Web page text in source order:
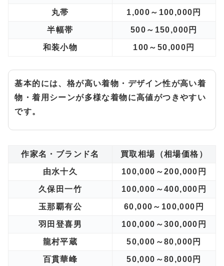
丸帯 1,000～100,000円
半幅帯 500～150,000円
和装小物 100～50,000円
基本的には、格が高い着物・デザイン性が高い着
物・着用シーンが多様な着物に高値がつきやすい
です。
作家名・ブランド名 買取相場（相場価格）
由水十久 100,000～200,000円
久保田一竹 100,000～400,000円
玉那覇有公 60,000～100,000円
羽田登喜男 100,000～300,000円
龍村平蔵 50,000～80,000円
百貫華峰 50,000～80,000円